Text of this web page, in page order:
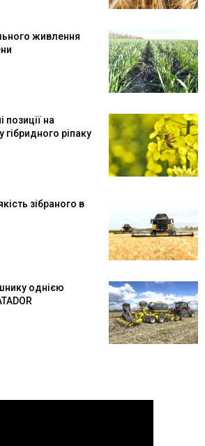
живлення
позиції на
ріпаку
зібраного в
однією